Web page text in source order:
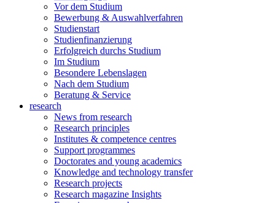
Vor dem Studium
Bewerbung & Auswahlverfahren
Studienstart
Studienfinanzierung
Erfolgreich durchs Studium
Im Studium
Besondere Lebenslagen
Nach dem Studium
Beratung & Service
research
News from research
Research principles
Institutes & competence centres
Support programmes
Doctorates and young academics
Knowledge and technology transfer
Research projects
Research magazine Insights